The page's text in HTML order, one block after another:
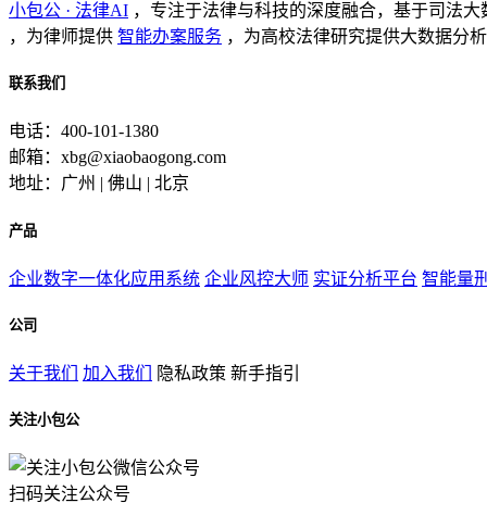
小包公 · 法律AI ，专注于法律与科技的深度融合，基于司法
，为律师提供 智能办案服务 ，为高校法律研究提供大数据分
联系我们
电话：400-101-1380
邮箱：xbg@xiaobaogong.com
地址：广州 | 佛山 | 北京
产品
企业数字一体化应用系统 企业风控大师 实证分析平台 智能量
公司
关于我们 加入我们 隐私政策 新手指引
关注小包公
扫码关注公众号